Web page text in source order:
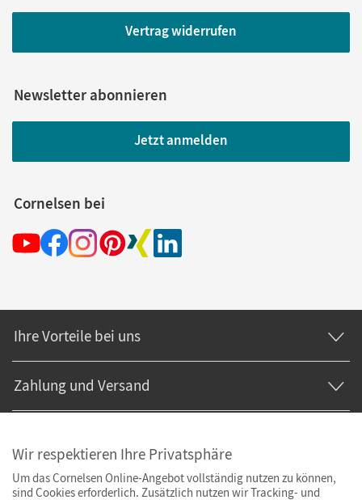
Vertrag widerrufen
Newsletter abonnieren
Jetzt anmelden
Cornelsen bei
Ihre Vorteile bei uns
Zahlung und Versand
Wir respektieren Ihre Privatsphäre
Um das Cornelsen Online-Angebot vollständig nutzen zu können,
sind Cookies erforderlich. Zusätzlich nutzen wir Tracking- und